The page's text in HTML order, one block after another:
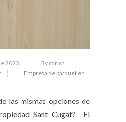
2023
By carlos
Empresa de parquet en
las mismas opciones de
Sant Cugat? El